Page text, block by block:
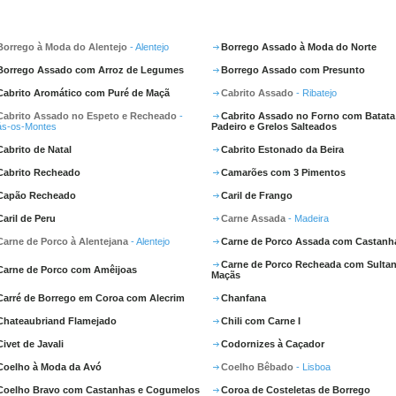
à Moda do Alentejo - Alentejo Borrego Assado à Moda do Norte
Assado com Arroz de Legumes Borrego Assado com Presunto
Aromático com Puré de Maçã Cabrito Assado - Ribatejo
Assado no Espeto e Recheado -
os-Montes
Cabrito Assado no Forno com Batata
Padeiro e Grelos Salteados
de Natal Cabrito Estonado da Beira
Recheado Camarões com 3 Pimentos
Recheado Caril de Frango
de Peru Carne Assada - Madeira
de Porco à Alentejana - Alentejo Carne de Porco Assada com
de Porco com Amêijoas
Carne de Porco Recheada com
Maçãs
de Borrego em Coroa com Alecrim Chanfana
Flamejado Chili com Carne I
de Javali Codornizes à Caçador
à Moda da Avó Coelho Bêbado - Lisboa
Bravo com Castanhas e Cogumelos Coroa de Costeletas de Borrego